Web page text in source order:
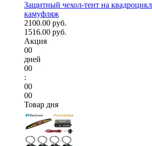
Защитный чехол-тент на
камуфляж
2100.00 руб.
1516.00 руб.
Акция
00
дней
00
:
00
00
Товар дня